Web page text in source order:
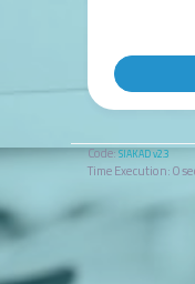
Code:SIAKAD v2.3
Time Execution: 0